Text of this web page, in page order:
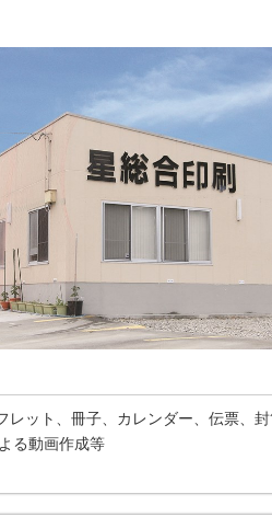
レット、冊子、カレンダー、伝票、
る動画作成等